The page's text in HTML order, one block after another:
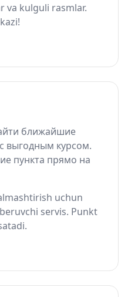
va kulguli rasmlar.
ближайшие
выгодным курсом.
пункта прямо на
uchun
servis. Punkt